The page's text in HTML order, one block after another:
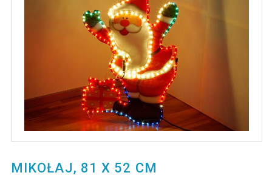
MIKOŁAJ, 81 X 52 CM